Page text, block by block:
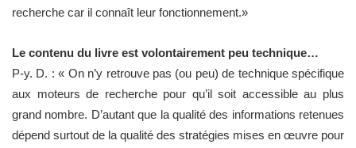
recherche car il connaît leur fonctionnement.»
Le contenu du livre est volontairement peu technique…
P-y. D. : « On n’y retrouve pas (ou peu) de technique spécifique
aux moteurs de recherche pour qu’il soit accessible au plus
grand nombre. D’autant que la qualité des informations retenues
dépend surtout de la qualité des stratégies mises en œuvre pour